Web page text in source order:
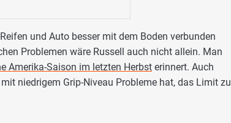
und Auto besser mit dem Boden verbunden
Problemen wäre Russell auch nicht allein. Man
Amerika-Saison im letzten Herbst erinnert. Auch
niedrigem Grip-Niveau Probleme hat, das Limit zu